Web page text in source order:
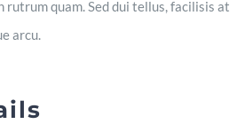
quam. Sed dui tellus, facilisis at
arcu.